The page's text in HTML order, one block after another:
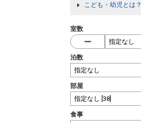
こども・幼児とは？
室数
泊数
部屋
食事